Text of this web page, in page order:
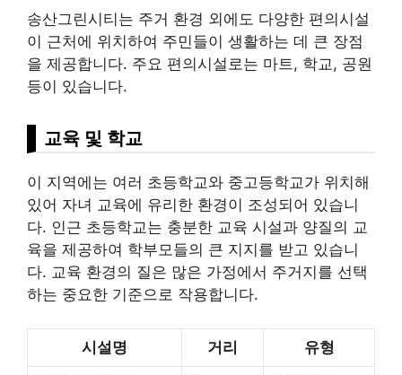
송산그린시티는 주거 환경 외에도 다양한 편의시설
이 근처에 위치하여 주민들이 생활하는 데 큰 장점
을 제공합니다. 주요 편의시설로는 마트, 학교, 공원
등이 있습니다.
교육 및 학교
이 지역에는 여러 초등학교와 중고등학교가 위치해
있어 자녀 교육에 유리한 환경이 조성되어 있습니
다. 인근 초등학교는 충분한 교육 시설과 양질의 교
육을 제공하여 학부모들의 큰 지지를 받고 있습니
다. 교육 환경의 질은 많은 가정에서 주거지를 선택
하는 중요한 기준으로 작용합니다.
시설명 거리 유형